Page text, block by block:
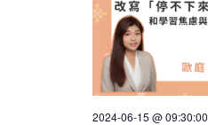
2024-06-15 @ 09:30:00